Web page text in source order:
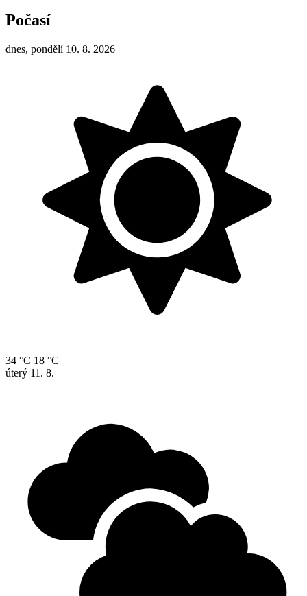
Počasí
dnes, pondělí 10. 8. 2026
34 °C 18 °C
úterý 11. 8.